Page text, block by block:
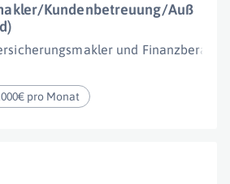
Kundenbetreuung/Auß
und
pro Monat